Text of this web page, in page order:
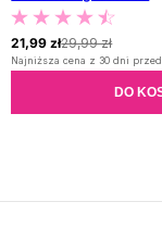
29,99 zł
21,99 zł
Najniższa cena z 30 dni
DO